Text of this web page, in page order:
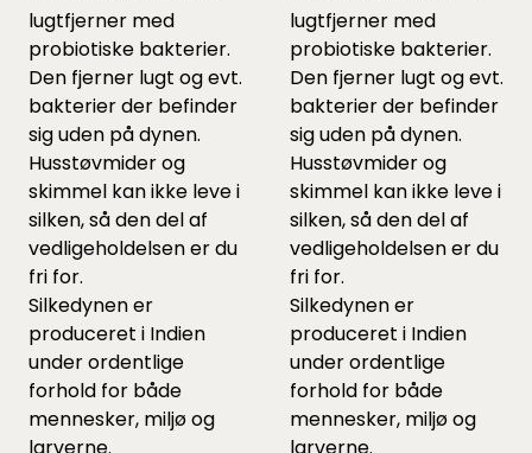
lugtfjerner med
probiotiske bakterier.
Den fjerner lugt og evt.
bakterier der befinder
sig uden på dynen.
Husstøvmider og
skimmel kan ikke leve i
silken, så den del af
vedligeholdelsen er du
fri for.
Silkedynen er
produceret i Indien
under ordentlige
forhold for både
mennesker, miljø og
larverne.
lugtfjerner med
probiotiske bakterier.
Den fjerner lugt og evt.
bakterier der befinder
sig uden på dynen.
Husstøvmider og
skimmel kan ikke leve i
silken, så den del af
vedligeholdelsen er du
fri for.
Silkedynen er
produceret i Indien
under ordentlige
forhold for både
mennesker, miljø og
larverne.